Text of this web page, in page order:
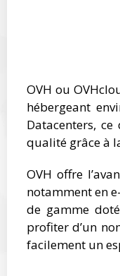
OVH ou
hébergeant
Datacenters,
qualité grâce à
OVH offre
notamment en
de gamme
profiter d’un
facilement un